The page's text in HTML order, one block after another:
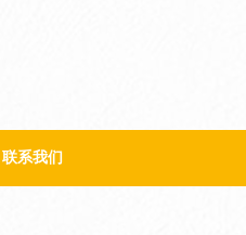
联系我们